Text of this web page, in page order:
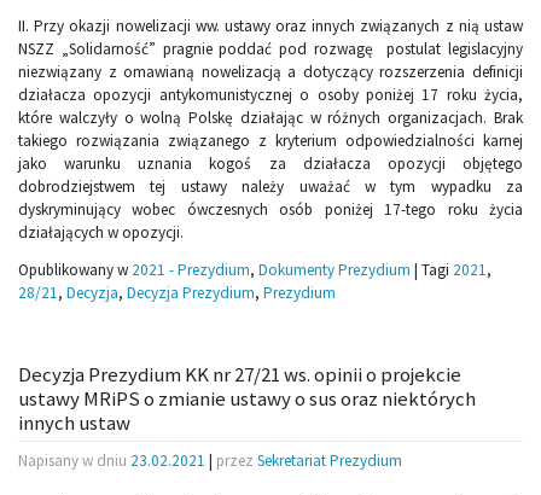
II. Przy okazji nowelizacji ww. ustawy oraz innych związanych z nią ustaw
NSZZ „Solidarność” pragnie poddać pod rozwagę postulat legislacyjny
niezwiązany z omawianą nowelizacją a dotyczący rozszerzenia definicji
działacza opozycji antykomunistycznej o osoby poniżej 17 roku życia,
które walczyły o wolną Polskę działając w różnych organizacjach. Brak
takiego rozwiązania związanego z kryterium odpowiedzialności karnej
jako warunku uznania kogoś za działacza opozycji objętego
dobrodziejstwem tej ustawy należy uważać w tym wypadku za
dyskryminujący wobec ówczesnych osób poniżej 17-tego roku życia
działających w opozycji.
Opublikowany w 2021 - Prezydium, Dokumenty Prezydium | Tagi 2021,
28/21, Decyzja, Decyzja Prezydium, Prezydium
Decyzja Prezydium KK nr 27/21 ws. opinii o projekcie
ustawy MRiPS o zmianie ustawy o sus oraz niektórych
innych ustaw
Napisany w dniu 23.02.2021 | przez Sekretariat Prezydium